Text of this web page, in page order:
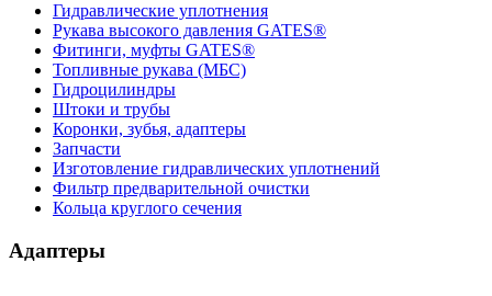
Гидравлические уплотнения
Рукава высокого давления GATES®
Фитинги, муфты GATES®
Топливные рукава (МБС)
Гидроцилиндры
Штоки и трубы
Коронки, зубья, адаптеры
Запчасти
Изготовление гидравлических уплотнений
Фильтр предварительной очистки
Кольца круглого сечения
Адаптеры